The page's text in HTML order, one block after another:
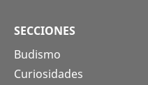
SECCIONES
Budismo
Curiosidades